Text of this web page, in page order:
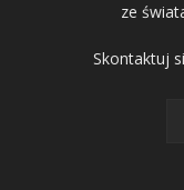
ze
Skontaktuj